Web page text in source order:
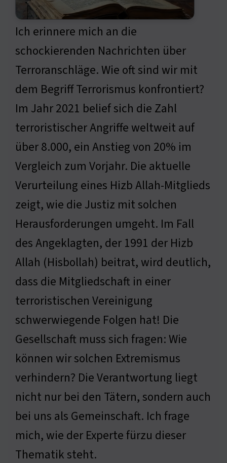
Ich erinnere mich an die
schockierenden Nachrichten über
Terroranschläge. Wie oft sind wir mit
dem Begriff Terrorismus konfrontiert?
Im Jahr 2021 belief sich die Zahl
terroristischer Angriffe weltweit auf
über 8.000, ein Anstieg von 20% im
Vergleich zum Vorjahr. Die aktuelle
Verurteilung eines Hizb Allah-Mitglieds
zeigt, wie die Justiz mit solchen
Herausforderungen umgeht. Im Fall
des Angeklagten, der 1991 der Hizb
Allah (Hisbollah) beitrat, wird deutlich,
dass die Mitgliedschaft in einer
terroristischen Vereinigung
schwerwiegende Folgen hat! Die
Gesellschaft muss sich fragen: Wie
können wir solchen Extremismus
verhindern? Die Verantwortung liegt
nicht nur bei den Tätern, sondern auch
bei uns als Gemeinschaft. Ich frage
mich, wie der Experte fürzu dieser
Thematik steht.